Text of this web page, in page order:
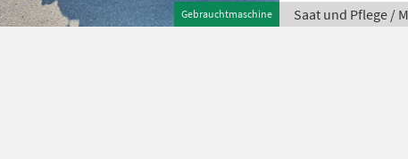
Gebrauchtmaschine Saat und Pflege /